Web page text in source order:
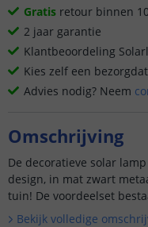
Gratis retour binnen
2 jaar garantie
Klantbeoordeling
Kies zelf een
Advies nodig? Neem
Omschrijving
De decoratieve solar
design, in mat zwart
tuin! De voordeelset
Bekijk volledige